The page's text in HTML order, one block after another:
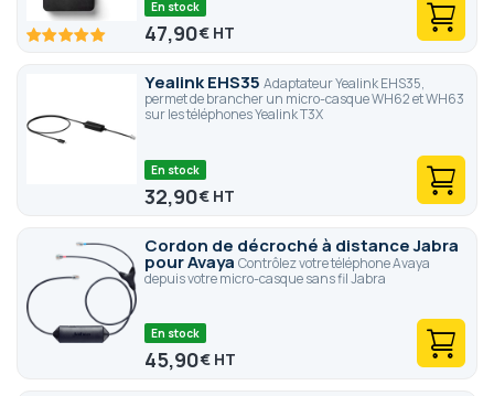
100 100
En stock
47,90€
Yealink EHS35 Adaptateur Yealink EHS35,
permet de brancher un micro-casque WH62 et WH63
sur les téléphones Yealink T3X
En stock
32,90€
Cordon de décroché à distance Jabra
pour Avaya Contrôlez votre téléphone Avaya
depuis votre micro-casque sans fil Jabra
En stock
45,90€